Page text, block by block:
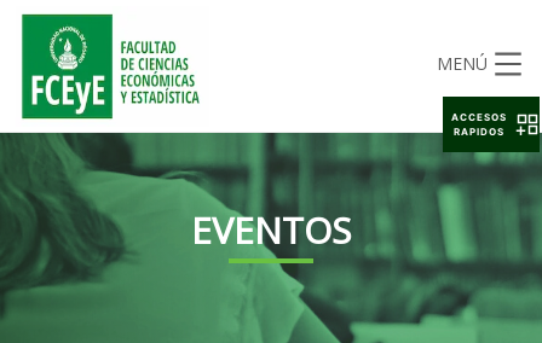
MENÚ
EVENTOS
ACCESOS
RAPIDOS